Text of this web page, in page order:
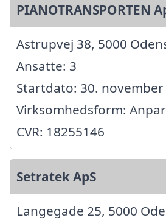
PIANOTRANSPORTEN
Astrupvej 38, 5000
Ansatte: 3
Startdato: 30. november
Virksomhedsform:
CVR: 18255146
Setratek ApS
Langegade 25, 5000